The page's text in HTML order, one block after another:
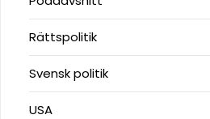
Rättspolitik
Svensk politik
USA